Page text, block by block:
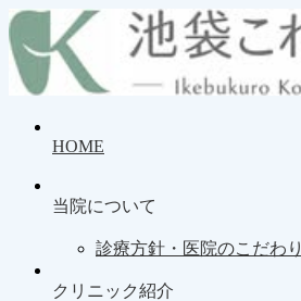
HOME
当院について
診療方針・医院のこだわり
クリニック紹介